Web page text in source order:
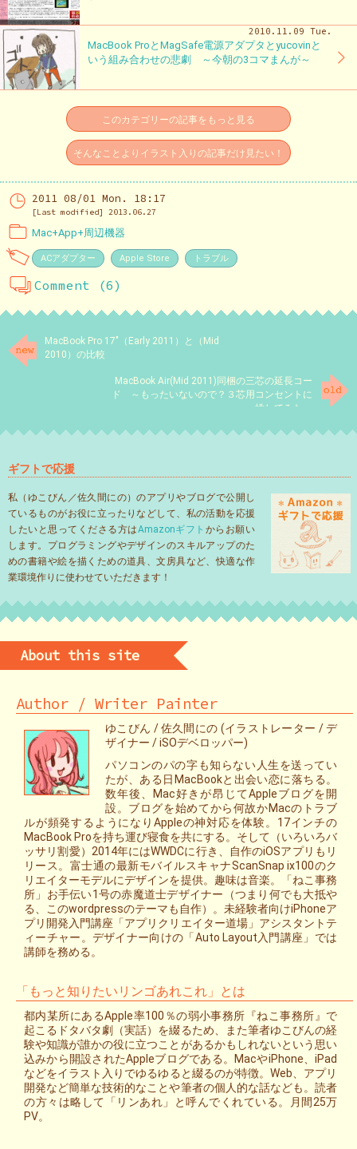
2010.11.09 Tue.
MacBook ProとMagSafe電源アダプタとyucovinと
いう組み合わせの悲劇 ～今朝の3コマまんが～
このカテゴリーの記事をもっと見る
そんなことよりイラスト入りの記事だけ見たい！
2011 08/01 Mon. 18:17
[Last modified] 2013.06.27
Mac+App+周辺機器
ACアダプター Apple Store トラブル
Comment (6)
MacBook Pro 17″（Early 2011）と（Mid
2010）の比較
MacBook Air(Mid 2011)同梱の三芯の延長コー
ド ～もったいないので？３芯用コンセントに
挿してみた～
ギフトで応援
私（ゆこびん／佐久間にの）のアプリやブログで公開し
ているものがお役に立ったりなどして、私の活動を応援
したいと思ってくださる方はAmazonギフト からお願い
します。プログラミングやデザインのスキルアップのた
めの書籍や絵を描くための道具、文房具など、快適な作
業環境作りに使わせていただきます！
About this site
Author / Writer Painter
ゆこびん / 佐久間にの (イラストレーター / デ
ザイナー / iSOデベロッパー)
パソコンのパの字も知らない人生を送ってい
たが、ある日MacBookと出会い恋に落ちる。
数年後、Mac好きが昂じてAppleブログを開
設。ブログを始めてから何故かMacのトラブ
ルが頻発するようになりAppleの神対応を体験。17インチの
MacBook Proを持ち運び寝食を共にする。そして（いろいろバ
ッサリ割愛）2014年にはWWDCに行き、自作のiOSアプリもリ
リース。富士通の最新モバイルスキャナScanSnap ix100のク
リエイターモデルにデザインを提供。趣味は音楽。「ねこ事務
所」お手伝い1号の赤魔道士デザイナー（つまり何でも大抵や
る、このwordpressのテーマも自作）。未経験者向けiPhoneア
プリ開発入門講座「アプリクリエイター道場」アシスタントテ
ィーチャー。デザイナー向けの「Auto Layout入門講座」では
講師を務める。
「もっと知りたいリンゴあれこれ」とは
都内某所にあるApple率100％の弱小事務所『ねこ事務所』で
起こるドタバタ劇（実話）を綴るため、また筆者ゆこびんの経
験や知識が誰かの役に立つことがあるかもしれないという思い
込みから開設されたAppleブログである。MacやiPhone、iPad
などをイラスト入りでゆるゆると綴るのが特徴。Web、アプリ
開発など簡単な技術的なことや筆者の個人的な話なども。読者
の方々は略して「リンあれ」と呼んでくれている。月間25万
PV。